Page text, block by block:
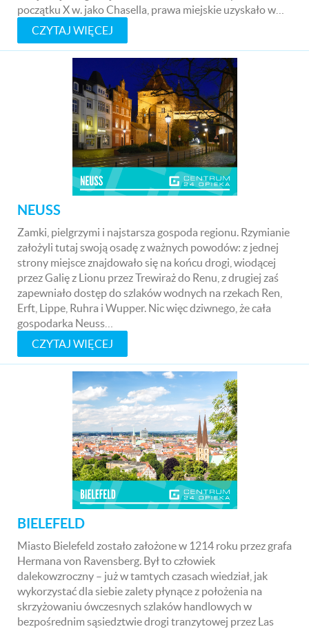
początku X w. jako Chasella, prawa miejskie uzyskało w…
CZYTAJ WIĘCEJ
NEUSS
Zamki, pielgrzymi i najstarsza gospoda regionu. Rzymianie
założyli tutaj swoją osadę z ważnych powodów: z jednej
strony miejsce znajdowało się na końcu drogi, wiodącej
przez Galię z Lionu przez Trewiraż do Renu, z drugiej zaś
zapewniało dostęp do szlaków wodnych na rzekach Ren,
Erft, Lippe, Ruhra i Wupper. Nic więc dziwnego, że cała
gospodarka Neuss…
CZYTAJ WIĘCEJ
BIELEFELD
Miasto Bielefeld zostało założone w 1214 roku przez grafa
Hermana von Ravensberg. Był to człowiek
dalekowzroczny – już w tamtych czasach wiedział, jak
wykorzystać dla siebie zalety płynące z położenia na
skrzyżowaniu ówczesnych szlaków handlowych w
bezpośrednim sąsiedztwie drogi tranzytowej przez Las